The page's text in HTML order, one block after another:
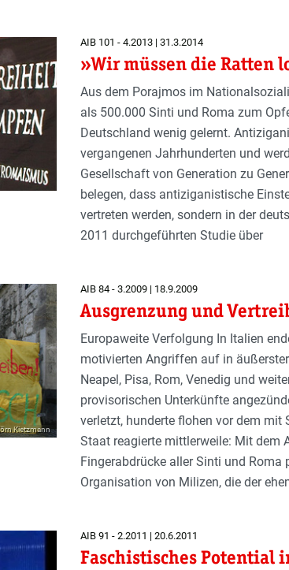
AIB 101 - 4.2013 | 31.3.2014
»Wir müssen die Ratten
Aus dem Porajmos im
als 500.000 Sinti und Roma zum
Deutschland wenig gelernt.
vergangenen Jahrhunderten und
Gesellschaft von Generation zu
belegen, dass antiziganistische
vertreten werden, sondern in der
2011 durchgeführten Studie über
Kietzmann
AIB 84 - 3.2009 | 18.9.2009
Ausgrenzung und
Europaweite Verfolgung In Italien
motivierten Angriffen auf in
Neapel, Pisa, Rom, Venedig und
provisorischen Unterkünfte
verletzt, hunderte flohen vor dem
Staat reagierte mittlerweile: Mit dem
Fingerabdrücke aller Sinti und
Organisation von Milizen, die der
AIB 91 - 2.2011 | 20.6.2011
Faschistisches Potential